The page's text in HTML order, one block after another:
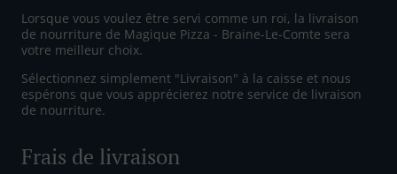
Lorsque vous voulez être servi comme un roi, la livraison
de nourriture de Magique Pizza - Braine-Le-Comte sera
votre meilleur choix.
Sélectionnez simplement "Livraison" à la caisse et nous
espérons que vous apprécierez notre service de livraison
de nourriture.
Frais de livraison